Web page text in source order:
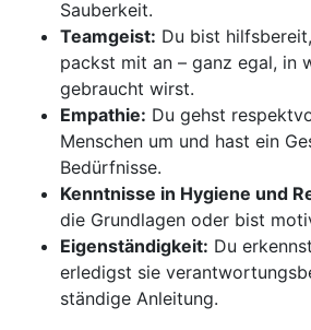
Sauberkeit.
Teamgeist: Du bist
packst mit an – ganz egal, in
gebraucht wirst.
Empathie: Du gehst
Menschen um und hast ein
Bedürfnisse.
Kenntnisse in Hygiene und
die Grundlagen oder bist
Eigenständigkeit: Du
erledigst sie
ständige Anleitung.